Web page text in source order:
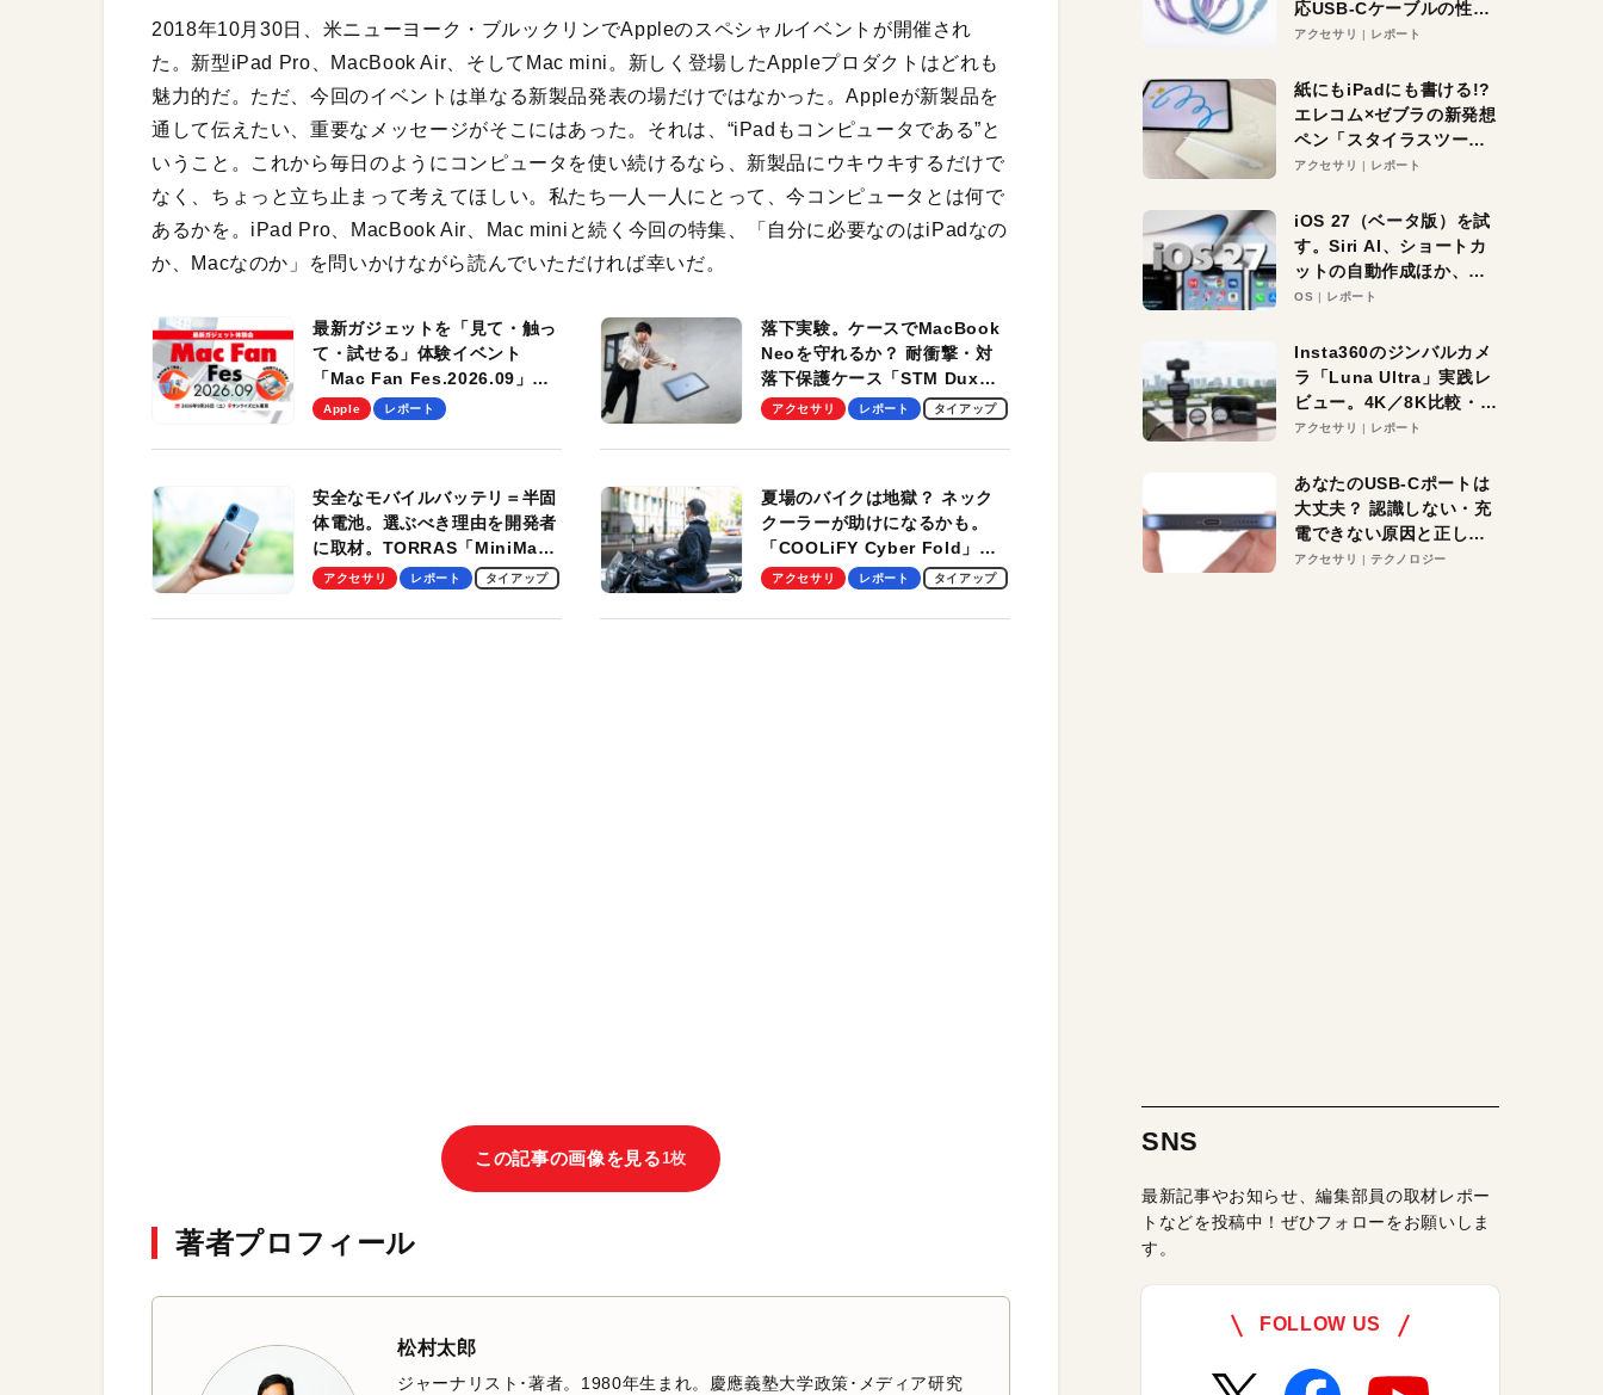
2018年10月30日、米ニューヨーク・ブルックリンでAppleのスペシャルイベントが開催され
た。新型iPad Pro、MacBook Air、そしてMac mini。新しく登場したAppleプロダクトはどれも
魅力的だ。ただ、今回のイベントは単なる新製品発表の場だけではなかった。Appleが新製品を
通して伝えたい、重要なメッセージがそこにはあった。それは、“iPadもコンピュータである”と
いうこと。これから毎日のようにコンピュータを使い続けるなら、新製品にウキウキするだけで
なく、ちょっと立ち止まって考えてほしい。私たち一人一人にとって、今コンピュータとは何で
あるかを。iPad Pro、MacBook Air、Mac miniと続く今回の特集、「自分に必要なのはiPadなの
か、Macなのか」を問いかけながら読んでいただければ幸いだ。
最新ガジェットを「見て・触っ
て・試せる」体験イベント
「Mac Fan Fes.2026.09」
を、9月26日（土）に開催しま
Apple レポート
落下実験。ケースでMacBook
Neoを守れるか？ 耐衝撃・対
落下保護ケース「STM Dux
Ultra」を検証。学生、ビジネ
適！
アクセサリ レポート タイアップ
安全なモバイルバッテリ＝半固
体電池。選ぶべき理由を開発者
に取材。TORRAS「MiniMag
Pro」の実機レビューも
アクセサリ レポート タイアップ
夏場のバイクは地獄？ ネック
クーラーが助けになるかも。
「COOLiFY Cyber Fold」レ
ビュー。冷却の速さ、密着する
性がグッド！
アクセサリ レポート タイアップ
この記事の画像を見る1枚
著者プロフィール
松村太郎
ジャーナリスト･著者。1980年生まれ。慶應義塾大学政策･メディア研究
応USB-Cケーブルの性能
を検証。超コスパの1本を
アクセサリ レポート
紙にもiPadにも書ける!?
エレコム×ゼブラの新発想
ペン「スタイラスツーウ
ェイ」レビュー。持ち替
アクセサリ レポート
iOS 27（ベータ版）を試
す。Siri AI、ショートカ
ットの自動作成ほか、期
待大の便利機能5選。
る未来はすぐそこ！
OS レポート
Insta360のジンバルカメ
ラ「Luna Ultra」実践レ
ビュー。4K／8K比較・ズ
ーム・夜間撮影をチェッ
アクセサリ レポート
あなたのUSB-Cポートは
大丈夫？ 認識しない・充
電できない原因と正しい
対策
アクセサリ テクノロジー
SNS
最新記事やお知らせ、編集部員の取材レポー
トなどを投稿中！ぜひフォローをお願いしま
す。
FOLLOW US